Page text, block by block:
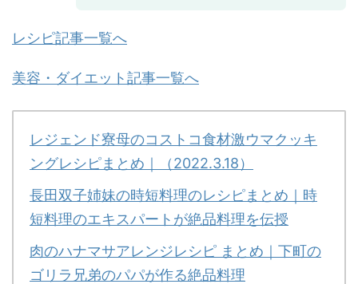
レシピ記事一覧へ
美容・ダイエット記事一覧へ
レジェンド寮母のコストコ食材激ウマクッキ
ングレシピまとめ｜（2022.3.18）
長田双子姉妹の時短料理のレシピまとめ｜時
短料理のエキスパートが絶品料理を伝授
肉のハナマサアレンジレシピ まとめ｜下町の
ゴリラ兄弟のパパが作る絶品料理